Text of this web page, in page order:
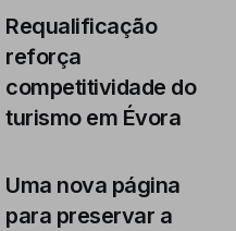
Requalificação
reforça
competitividade do
turismo em Évora
Uma nova página
para preservar a